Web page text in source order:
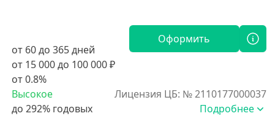
от 60 до 365 дней
от 15 000 до 100 000 ₽
от 0.8%
Высокое
Оформить
Лицензия ЦБ: № 2110177000037
Подробнее